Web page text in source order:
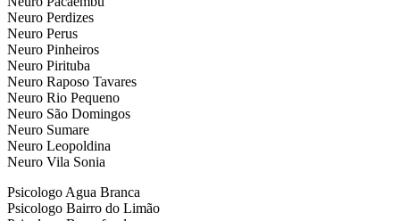
Neuro Perdizes
Neuro Perus
Neuro Pinheiros
Neuro Pirituba
Neuro Raposo Tavares
Neuro Rio Pequeno
Neuro São Domingos
Neuro Sumare
Neuro Leopoldina
Neuro Vila Sonia
Psicologo Agua Branca
Psicologo Bairro do Limão